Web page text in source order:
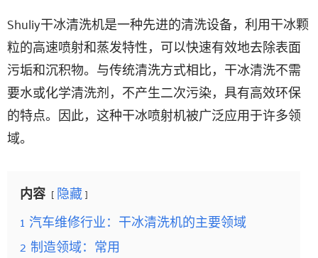
Shuliy干冰清洗机是一种先进的清洗设备，利用干冰颗
粒的高速喷射和蒸发特性，可以快速有效地去除表面
污垢和沉积物。与传统清洗方式相比，干冰清洗不需
要水或化学清洗剂，不产生二次污染，具有高效环保
的特点。因此，这种干冰喷射机被广泛应用于许多领
域。
内容 隐藏
1 汽车维修行业：干冰清洗机的主要领域
2 制造领域：常用